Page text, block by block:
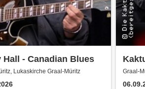
Hall - Canadian Blues
Lukaskirche Graal-Müritz Graal-